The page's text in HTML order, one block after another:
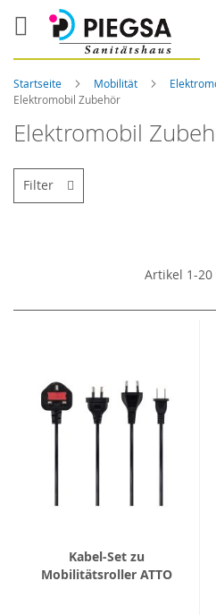
Startseite Mobilität
Elektromobil Zubehör
Elektromobil
Artikel 1-20
Kabel-Set zu
Mobilitätsroller ATTO
Filter